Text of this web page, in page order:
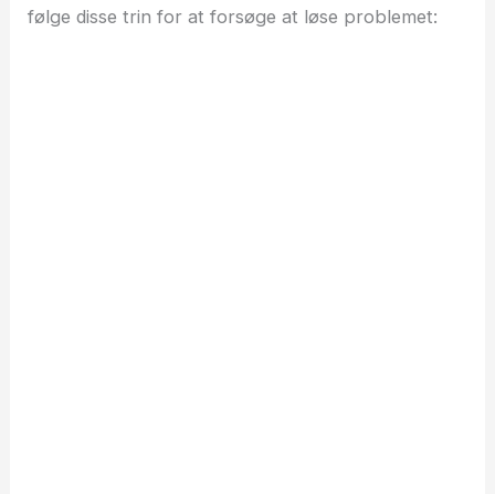
følge disse trin for at forsøge at løse problemet: